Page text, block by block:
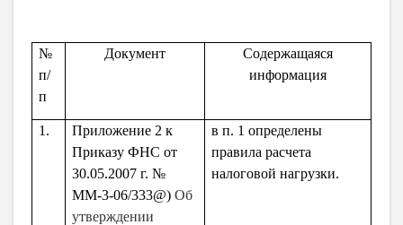
№
п/
п
Документ
Содержащаяся
информация
1.
Приложение 2 к
Приказу ФНС от
30.05.2007 г. №
ММ-3-06/333@)Об
утверждении
в п. 1 определены
правила расчета
налоговой нагрузки.